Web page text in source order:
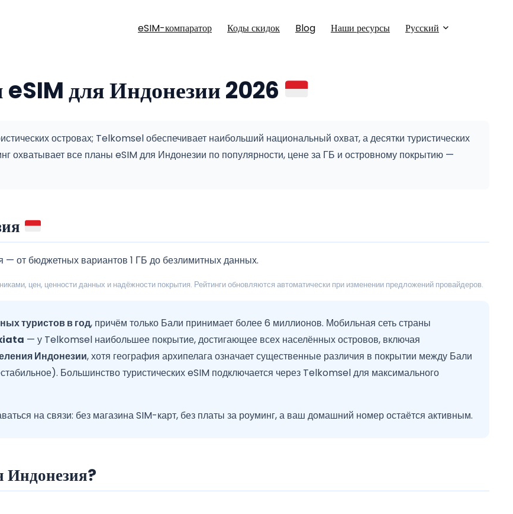
eSIM-компаратор Коды скидок Blog Наши ресурсы Русский
для Индонезии 2026
островах; Telkomsel обеспечивает наибольший национальный охват, а десятки туристических
охватывает все планы eSIM для Индонезии по популярности, цене за ГБ и островному покрытию —
от бюджетных вариантов 1 ГБ до безлимитных данных.
цен, ценности данных и надёжности покрытия. Рейтинги обновляются автоматически при изменении предложений провайдеров.
туристов в год, причём только Бали принимает более 6 миллионов. Мобильная сеть страны
— у Telkomsel наибольшее покрытие, достигающее всех населённых островов, включая
Индонезии, хотя география архипелага означает существенные различия в покрытии между Бали
Большинство туристических eSIM подключается через Telkomsel для максимального
на связи: без магазина SIM-карт, без платы за роуминг, а ваш домашний номер остаётся активным.
Индонезия?